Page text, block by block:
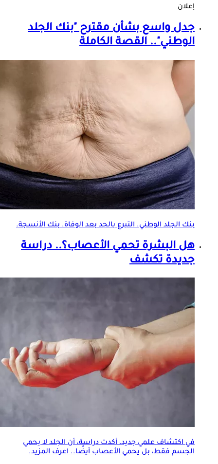
إعلان
جدل واسع بشأن مقترح "بنكالجلد
الوطني".. القصة الكاملة
بنكالجلدالوطني. التبرع بالجد بعد الوفاة. بنك الأنسجة.
هل البشرة تحمي الأعصاب؟.. دراسة
جديدة تكشف
في اكتشاف علمي جديد، أكدت دراسة، أنالجلدلا يحمي
الجسم فقط، بل يحمي الأعصاب أيضًا.. اعرف المزيد.